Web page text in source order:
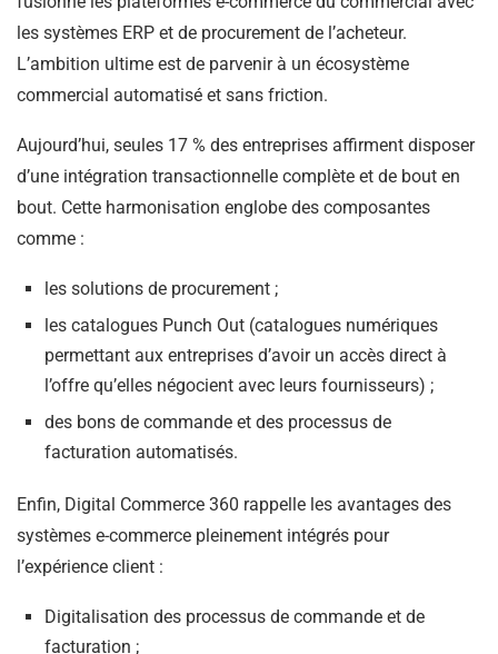
les systèmes ERP et de procurement de l’acheteur.
L’ambition ultime est de parvenir à un écosystème
commercial automatisé et sans friction.
Aujourd’hui, seules 17 % des entreprises affirment disposer
d’une intégration transactionnelle complète et de bout en
bout. Cette harmonisation englobe des composantes
comme :
les solutions de procurement ;
les catalogues Punch Out (catalogues numériques
permettant aux entreprises d’avoir un accès direct à
l’offre qu’elles négocient avec leurs fournisseurs) ;
des bons de commande et des processus de
facturation automatisés.
Enfin, Digital Commerce 360 rappelle les avantages des
systèmes e-commerce pleinement intégrés pour
l’expérience client :
Digitalisation des processus de commande et de
facturation ;